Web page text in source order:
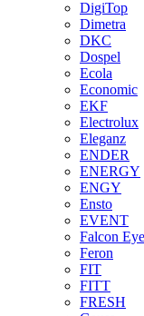
DigiTop
Dimetra
DKC
Dospel
Ecola
Economic
EKF
Electrolux
Eleganz
ENDER
ENERGY
ENGY
Ensto
EVENT
Falcon Eye
Feron
FIT
FITT
FRESH